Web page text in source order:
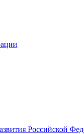
Российской